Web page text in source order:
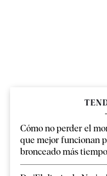
Cómo no perder el
que mejor funcionan
bronceado más tiempo